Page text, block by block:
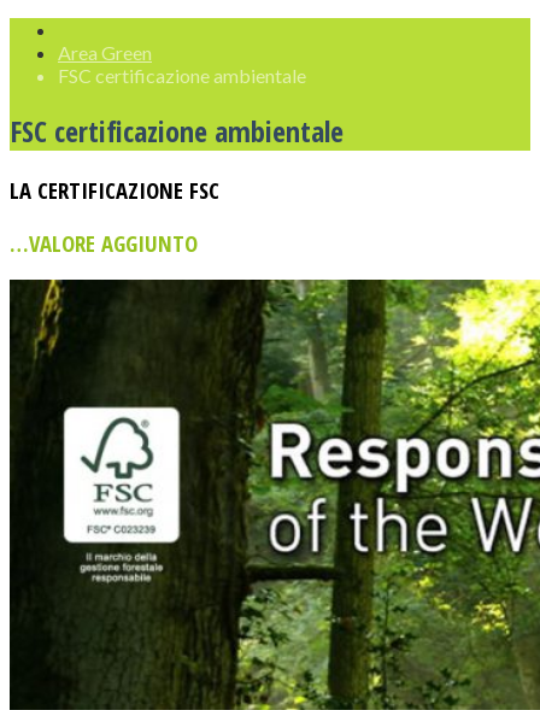
Area Green
FSC certificazione ambientale
FSC certificazione ambientale
LA CERTIFICAZIONE FSC
…VALORE AGGIUNTO